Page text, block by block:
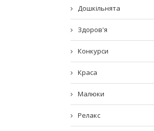
Дошкільнята
Здоров'я
Конкурси
Краса
Малюки
Релакс